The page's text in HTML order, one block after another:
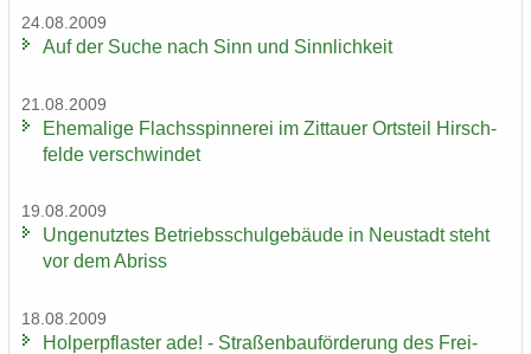
24.08.2009
Auf der Suche nach Sinn und Sinn­lich­keit
21.08.2009
Ehe­ma­li­ge Flachs­spin­ne­rei im Zit­tau­er Orts­teil Hirsch­
fel­de ver­schwin­det
19.08.2009
Un­ge­nutz­tes Be­triebs­schul­ge­bäu­de in Neu­stadt steht
vor dem Ab­riss
18.08.2009
Hol­per­pflas­ter ade! - Stra­ßen­bau­för­de­rung des Frei­